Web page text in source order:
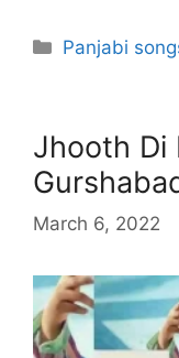
Categories
Panjabi
Jhooth Di
March 6, 2022